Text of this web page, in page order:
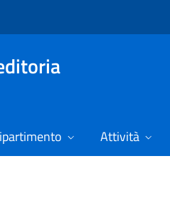
Attività